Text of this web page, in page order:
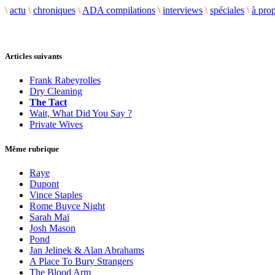
\ actu \ chroniques \ ADA compilations \ interviews \ spéciales \ à
Articles suivants
Frank Rabeyrolles
Dry Cleaning
The Tact
Wait, What Did You Say ?
Private Wives
Même rubrique
Raye
Dupont
Vince Staples
Rome Buyce Night
Sarah Maï
Josh Mason
Pond
Jan Jelinek & Alan Abrahams
A Place To Bury Strangers
The Blood Arm